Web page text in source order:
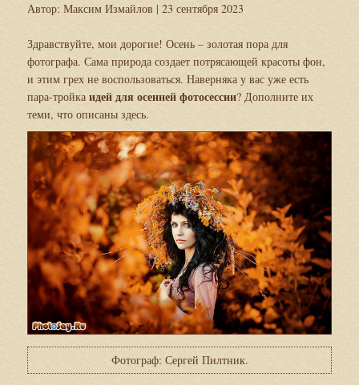
Автор: Максим Измайлов | 23 сентября 2023
Здравствуйте, мои дорогие! Осень – золотая пора для
фотографа. Сама природа создает потрясающей красоты фон,
и этим грех не воспользоваться. Наверняка у вас уже есть
пара-тройка идей для осенней фотосессии? Дополните их
теми, что описаны здесь.
Фотограф: Сергей Пилтник.